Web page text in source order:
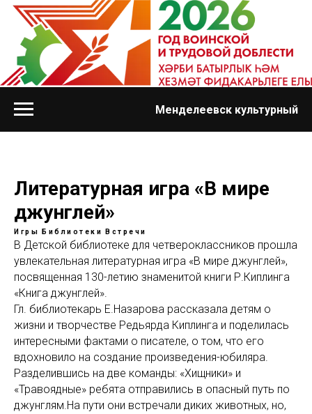
Менделеевск культурный
Литературная игра «В мире
джунглей»
Игры Библиотеки Встречи
В Детской библиотеке для четвероклассников прошла
увлекательная литературная игра «В мире джунглей»,
посвященная 130-летию знаменитой книги Р.Киплинга
«Книга джунглей».
Гл. библиотекарь Е.Назарова рассказала детям о
жизни и творчестве Редьярда Киплинга и поделилась
интересными фактами о писателе, о том, что его
вдохновило на создание произведения-юбиляра.
Разделившись на две команды: «Хищники» и
«Травоядные» ребята отправились в опасный путь по
джунглям.На пути они встречали диких животных, но,